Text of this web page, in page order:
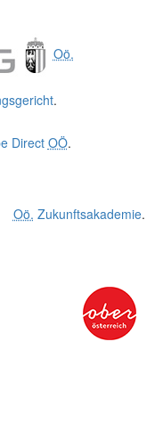
Oö.
.
Direct OÖ.
Oö. Zukunftsakademie.